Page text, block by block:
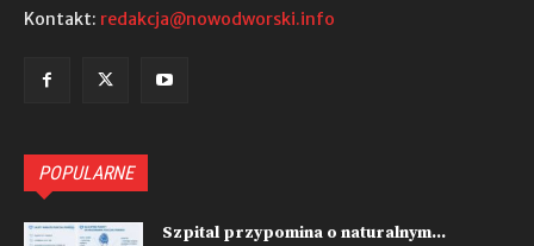
Kontakt: redakcja@nowodworski.info
POPULARNE
Szpital przypomina o naturalnym...